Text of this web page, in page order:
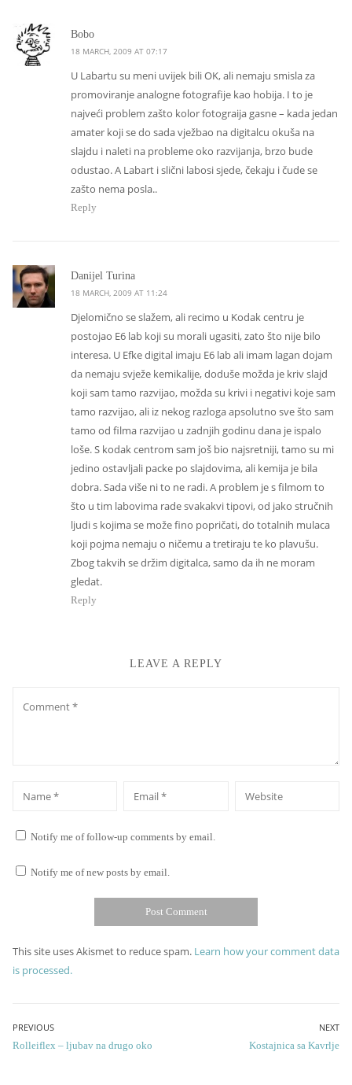
Bobosays:
18 MARCH, 2009 AT 07:17
U Labartu su meni uvijek bili OK, ali nemaju smisla za
promoviranje analogne fotografije kao hobija. I to je
najveći problem zašto kolor fotograija gasne – kada jedan
amater koji se do sada vježbao na digitalcu okuša na
slajdu i naleti na probleme oko razvijanja, brzo bude
odustao. A Labart i slični labosi sjede, čekaju i čude se
zašto nema posla..
Reply
Danijel Turinasays:
18 MARCH, 2009 AT 11:24
Djelomično se slažem, ali recimo u Kodak centru je
postojao E6 lab koji su morali ugasiti, zato što nije bilo
interesa. U Efke digital imaju E6 lab ali imam lagan dojam
da nemaju svježe kemikalije, doduše možda je kriv slajd
koji sam tamo razvijao, možda su krivi i negativi koje sam
tamo razvijao, ali iz nekog razloga apsolutno sve što sam
tamo od filma razvijao u zadnjih godinu dana je ispalo
loše. S kodak centrom sam još bio najsretniji, tamo su mi
jedino ostavljali packe po slajdovima, ali kemija je bila
dobra. Sada više ni to ne radi. A problem je s filmom to
što u tim labovima rade svakakvi tipovi, od jako stručnih
ljudi s kojima se može fino popričati, do totalnih mulaca
koji pojma nemaju o ničemu a tretiraju te ko plavušu.
Zbog takvih se držim digitalca, samo da ih ne moram
gledat.
Reply
LEAVE A REPLY
Website
Notify me of follow-up comments by email.
Notify me of new posts by email.
This site uses Akismet to reduce spam. Learn how your comment data
is processed.
Post
navigation
PREVIOUS
Previous
Rolleiflex – ljubav na drugo oko
NEXT
Next
Kostajnica sa Kavrlje